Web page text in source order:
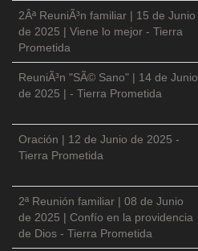
2Âª ReuniÃ³n familiar | 15 de Junio
de 2025 | Viene lo mejor - Tierra
Prometida
ReuniÃ³n "SÃ© Sano" | 14 de Junio
de 2025 | - Tierra Prometida
Oración | 12 de Junio de 2025 -
Tierra Prometida
2ª Reunión familiar | 08 de Junio
de 2025 | Confío en la providencia
de Dios - Tierra Prometida